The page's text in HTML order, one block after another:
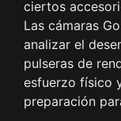
ciertos
Las cámaras
analizar el
pulseras de
esfuerzo físico
preparación